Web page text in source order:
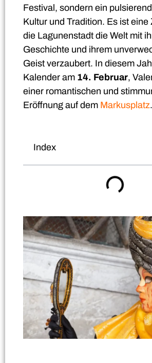
Festival, sondern ein
Kultur und Tradition. Es ist eine
die Lagunenstadt die Welt mit
Geschichte und ihrem
Geist verzaubert. In diesem
Kalender am 14. Februar,
einer romantischen und
Eröffnung auf dem Markusplatz.
Index